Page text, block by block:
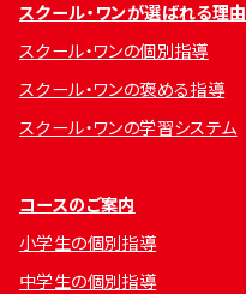
スクール・ワンが選ばれる理由
スクール・ワンの個別指導
スクール・ワンの褒める指導
スクール・ワンの学習システム
コースのご案内
小学生の個別指導
中学生の個別指導